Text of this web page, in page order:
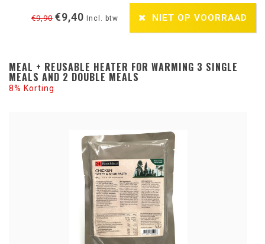
€9,90 €9,40 Incl. btw NIET OP VOORRAAD
MEAL + REUSABLE HEATER FOR WARMING 3 SINGLE
MEALS AND 2 DOUBLE MEALS
8% Korting